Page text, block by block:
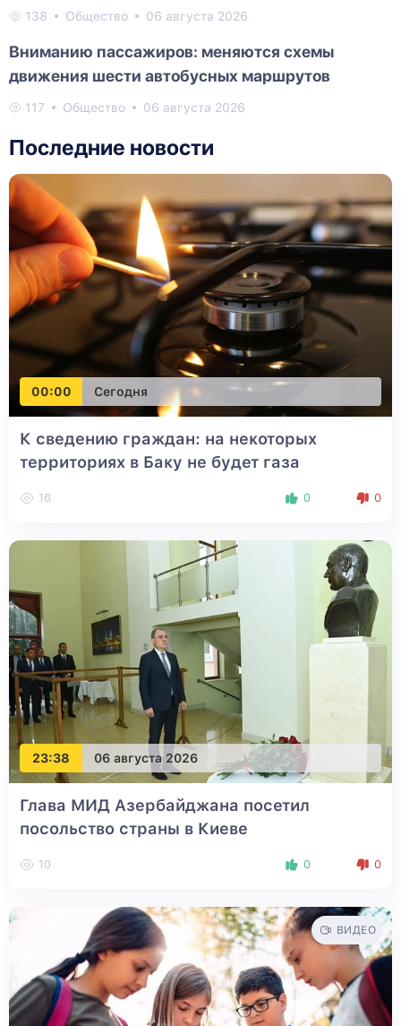
138 Общество 06 августа 2026
Вниманию пассажиров: меняются схемы
движения шести автобусных маршрутов
117 Общество 06 августа 2026
Последние новости
00:00 Сегодня
К сведению граждан: на некоторых
территориях в Баку не будет газа
16 0 0
23:38 06 августа 2026
Глава МИД Азербайджана посетил
посольство страны в Киеве
10 0 0
ВИДЕО